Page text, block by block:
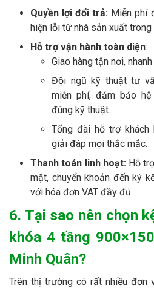
Quyền lợi đổi trả: Miễn phí
hiện lỗi từ nhà sản xuất
Hỗ trợ vận hành toàn diện:
Giao hàng tận nơi,
Đội ngũ kỹ thuật tư
miễn phí, đảm bảo
đúng kỹ thuật.
Tổng đài hỗ trợ
giải đáp mọi thắc mắc.
Thanh toán linh hoạt: Hỗ
mặt, chuyển khoản đến ký
với hóa đơn VAT đầy đủ.
6. Tại sao nên chọn
khóa 4 tầng
Minh Quân?
Trên thị trường có rất nhiều đơn